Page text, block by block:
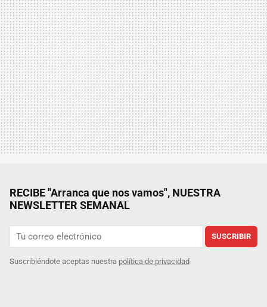
RECIBE "Arranca que nos vamos", NUESTRA
NEWSLETTER SEMANAL
SUSCRIBIR
Suscribiéndote aceptas nuestra política de privacidad